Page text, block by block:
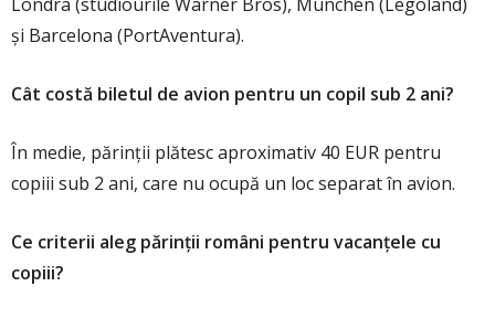
și Barcelona (PortAventura).
Cât costă biletul de avion pentru un copil sub 2 ani?
În medie, părinții plătesc aproximativ 40 EUR pentru
copiii sub 2 ani, care nu ocupă un loc separat în avion.
Ce criterii aleg părinții români pentru vacanțele cu
copiii?